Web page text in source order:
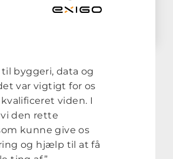
til byggeri, data og
var vigtigt for os
viden. I
den rette
kunne give os
og hjælp til at få